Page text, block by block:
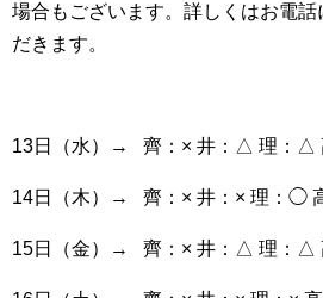
場合もございます。詳しくはお電
だきます。
13日（水）→ 齊：× 井：△ 理：△
14日（木）→ 齊：× 井：× 理：◯
15日（金）→ 齊：× 井：△ 理：△